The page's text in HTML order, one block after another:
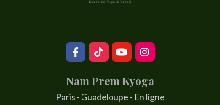
Nam Prem Kyoga
Paris - Guadeloupe - En ligne